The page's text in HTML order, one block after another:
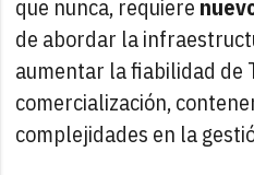
que nunca, requiere
de abordar la
aumentar la fiabilidad de
comercialización,
complejidades en la